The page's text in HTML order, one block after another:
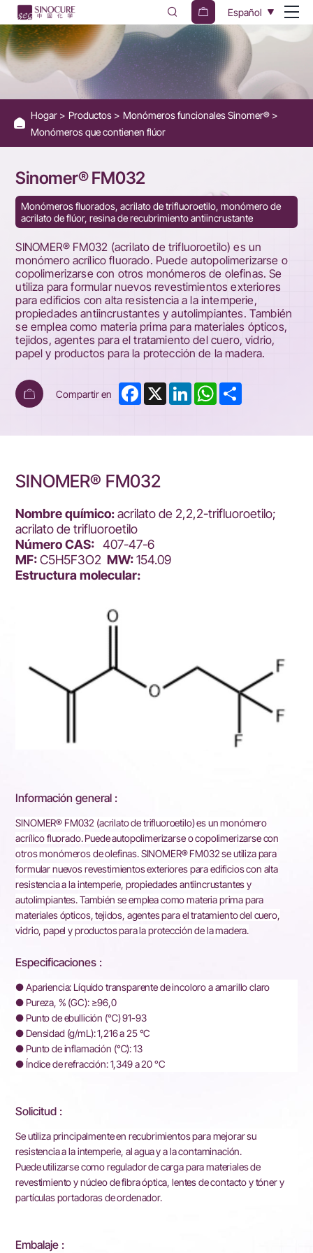
Sinomer®
FM032
Español
Hogar Productos
Monómeros funcionales Sinomer®
Monómeros que contienen flúor
Sinomer® FM032
Monómeros fluorados, acrilato de trifluoroetilo, monómero de
acrilato de flúor, resina de recubrimiento antiincrustante
SINOMER® FM032 (acrilato de trifluoroetilo) es un
monómero acrílico fluorado. Puede autopolimerizarse o
copolimerizarse con otros monómeros de olefinas. Se
utiliza para formular nuevos revestimientos exteriores
para edificios con alta resistencia a la intemperie,
propiedades antiincrustantes y autolimpiantes. También
se emplea como materia prima para materiales ópticos,
tejidos, agentes para el tratamiento del cuero, vidrio,
papel y productos para la protección de la madera.
Compartir en Facebook
X LinkedInWhatsApp
SINOMER® FM032
Nombre químico:acrilato de 2,2,2-trifluoroetilo;
acrilato de trifluoroetilo
Número CAS: 407-47-6
MF:C5H5F3O2MW:154.09
Estructura molecular:
Información general :
SINOMER® FM032 (acrilato de trifluoroetilo) es un monómero
acrílico fluorado. Puede autopolimerizarse o copolimerizarse con
otros monómeros de olefinas. SINOMER® FM032 se utiliza para
formular nuevos revestimientos exteriores para edificios con alta
resistencia a la intemperie, propiedades antiincrustantes y
autolimpiantes. También se emplea como materia prima para
materiales ópticos, tejidos, agentes para el tratamiento del cuero,
vidrio, papel y productos para la protección de la madera.
Especificaciones :
● Apariencia: Líquido transparente de incoloro a amarillo claro
● Pureza, % (GC): ≥96,0
● Punto de ebullición (℃) 91-93
● Densidad (g/mL): 1,216 a 25 °C
● Punto de inflamación (℃): 13
● Índice de refracción: 1,349 a 20 °C
Solicitud :
Se utiliza principalmente en recubrimientos para mejorar su
resistencia a la intemperie, al agua y a la contaminación.
Puede utilizarse como regulador de carga para materiales de
revestimiento y núcleo de fibra óptica, lentes de contacto y tóner y
partículas portadoras de ordenador.
Embalaje :